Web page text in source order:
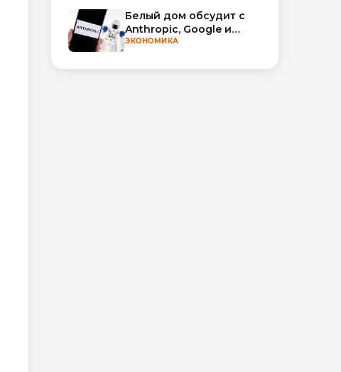
Белый дом обсудит с
Anthropic, Google и
OpenAI добровольную
ЭКОНОМИКА